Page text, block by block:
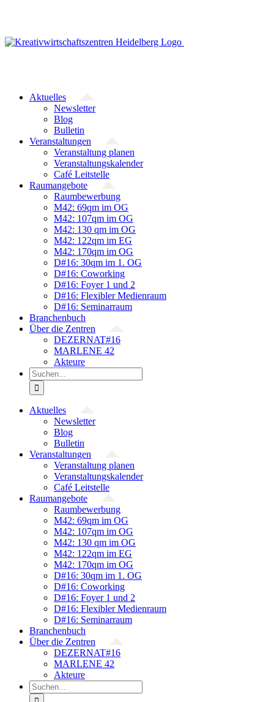
Aktuelles
Newsletter
Blog
Bulletin
Veranstaltungen
Veranstaltung planen
Veranstaltungskalender
Café Leitstelle
Raumangebote
Raumbewerbung
M42: 69qm im OG
M42: 107qm im OG
M42: 130 qm im OG
M42: 122qm im EG
M42: 170qm im OG
D#16: 30qm im 1. OG
D#16: Coworking
D#16: Foyer 1 und 2
D#16: Flexibler Medienraum
D#16: Seminarraum
Branchenbuch
Über die Zentren
DEZERNAT#16
MARLENE 42
Akteure
Suche
nach:
Aktuelles
Newsletter
Blog
Bulletin
Veranstaltungen
Veranstaltung planen
Veranstaltungskalender
Café Leitstelle
Raumangebote
Raumbewerbung
M42: 69qm im OG
M42: 107qm im OG
M42: 130 qm im OG
M42: 122qm im EG
M42: 170qm im OG
D#16: 30qm im 1. OG
D#16: Coworking
D#16: Foyer 1 und 2
D#16: Flexibler Medienraum
D#16: Seminarraum
Branchenbuch
Über die Zentren
DEZERNAT#16
MARLENE 42
Akteure
Suche
nach: